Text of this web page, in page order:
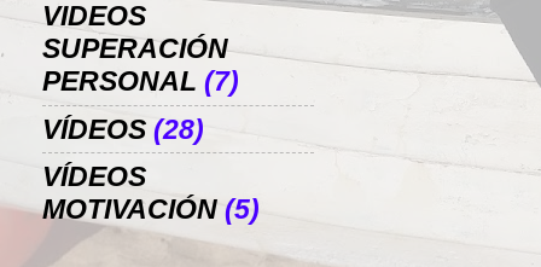
VIDEOS
SUPERACIÓN
PERSONAL (7)
VÍDEOS (28)
VÍDEOS
MOTIVACIÓN (5)